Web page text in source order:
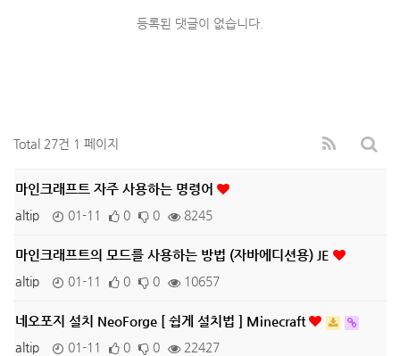
등록된 댓글이 없습니다.
Total 27건 1 페이지
마인크래프트 자주 사용하는 명령어
altip 01-11 0 0 8245
마인크래프트의 모드를 사용하는 방법 (자바에디션용) JE
altip 01-11 0 0 10657
네오포지 설치 NeoForge [ 쉽게 설치법 ] Minecraft
altip 01-11 0 0 22427